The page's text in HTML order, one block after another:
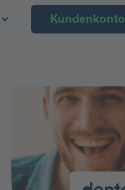
Kundenkonto